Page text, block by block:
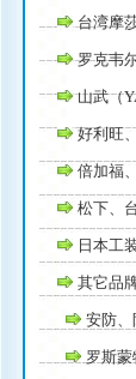
台湾摩
罗克韦
山武（
好利旺
倍加福
松下、
日本工
其它品
安防、
罗斯